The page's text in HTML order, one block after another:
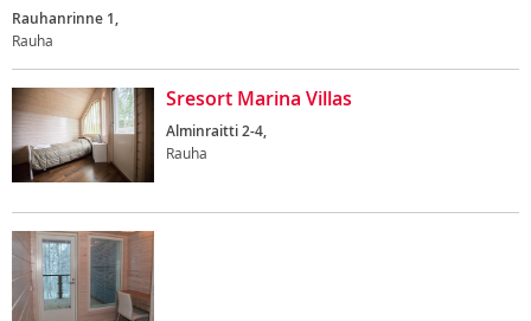
Rauhanrinne 1,
Rauha
Sresort Marina Villas
Alminraitti 2-4,
Rauha